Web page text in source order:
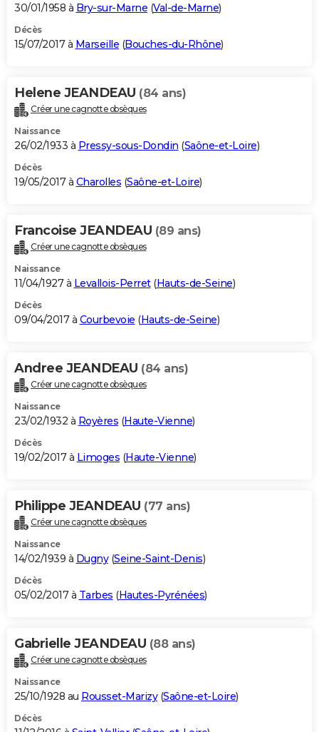
30/01/1958 à Bry-sur-Marne (Val-de-Marne)
Décès
15/07/2017 à Marseille (Bouches-du-Rhône)
Helene JEANDEAU (84 ans)
Créer une cagnotte obsèques
Naissance
26/02/1933 à Pressy-sous-Dondin (Saône-et-Loire)
Décès
19/05/2017 à Charolles (Saône-et-Loire)
Francoise JEANDEAU (89 ans)
Créer une cagnotte obsèques
Naissance
11/04/1927 à Levallois-Perret(Hauts-de-Seine)
Décès
09/04/2017 à Courbevoie (Hauts-de-Seine)
Andree JEANDEAU (84 ans)
Créer une cagnotte obsèques
Naissance
23/02/1932 à Royères (Haute-Vienne)
Décès
19/02/2017 à Limoges (Haute-Vienne)
Philippe JEANDEAU (77 ans)
Créer une cagnotte obsèques
Naissance
14/02/1939 à Dugny(Seine-Saint-Denis)
Décès
05/02/2017 à Tarbes (Hautes-Pyrénées)
Gabrielle JEANDEAU (88 ans)
Créer une cagnotte obsèques
Naissance
25/10/1928 au Rousset-Marizy(Saône-et-Loire)
Décès